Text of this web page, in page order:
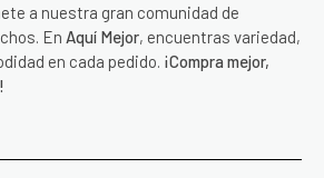
a nuestra gran comunidad de
En Aquí Mejor, encuentras variedad,
en cada pedido. ¡Compra mejor,